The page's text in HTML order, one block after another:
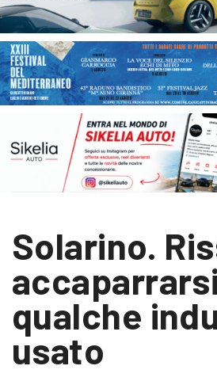
Solarino.
accaparrarsi
qualche
usato